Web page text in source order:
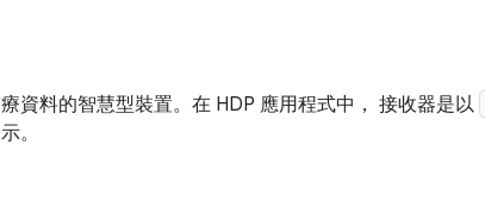
資料的智慧型裝置。在 HDP 應用程式中， 接收器是以
。